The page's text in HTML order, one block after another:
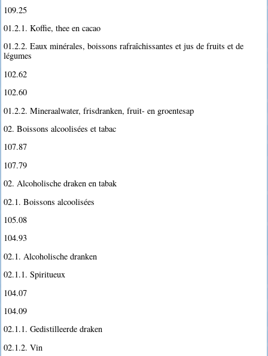
109.25
01.2.1. Koffie, thee en cacao
01.2.2. Eaux minérales, boissons rafraîchissantes et jus de fruits et de
légumes
102.62
102.60
01.2.2. Mineraalwater, frisdranken, fruit- en groentesap
02. Boissons alcoolisées et tabac
107.87
107.79
02. Alcoholische draken en tabak
02.1. Boissons alcoolisées
105.08
104.93
02.1. Alcoholische dranken
02.1.1. Spiritueux
104.07
104.09
02.1.1. Gedistilleerde draken
02.1.2. Vin